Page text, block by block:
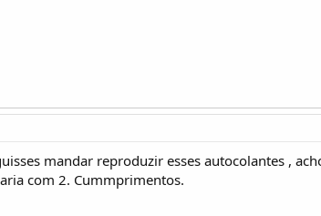
mandar reproduzir esses autocolantes ,
com 2. Cummprimentos.